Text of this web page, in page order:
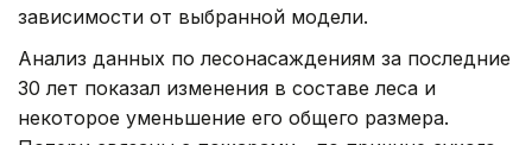
зависимости от выбранной модели.
Анализ данных по лесонасаждениям за последние
30 лет показал изменения в составе леса и
некоторое уменьшение его общего размера.